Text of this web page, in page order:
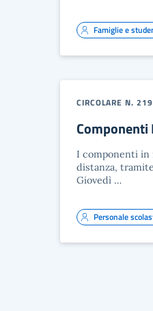
Famiglie e
CIRCOLARE N. 219
Componenti
I componenti in
distanza,
Giovedì …
Personale